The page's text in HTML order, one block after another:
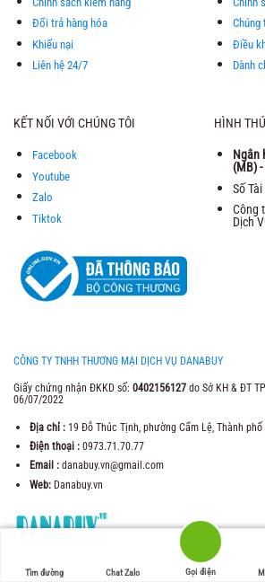
Đổi trả hàng hóa
Khiếu nại
Liên hệ 24/7
Điều
Dành
KẾT NỐI VỚI CHÚNG TÔI
Facebook
Youtube
Zalo
Tiktok
HÌNH
Ngân
(MB)
Số
Công
Dịch
CÔNG TY TNHH THƯƠNG MẠI DỊCH VỤ DANABUY
Giấy chứng nhận ĐKKD số: 0402156127 do Sở KH & ĐT
06/07/2022
Địa chỉ :19 Đỗ Thúc Tịnh, phường Cẩm Lệ, Thành phố
Điện thoại :0973.71.70.77
Email : danabuy.vn@gmail.com
Web: Danabuy.vn
Tìm đường Chat Zalo Gọi điện